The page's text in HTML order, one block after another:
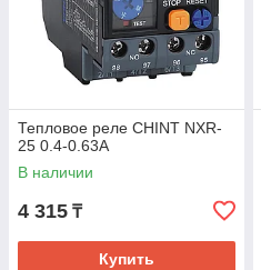
Тепловое реле CHINT NXR-
25 0.4-0.63A
В наличии
4 315 ₸
Купить